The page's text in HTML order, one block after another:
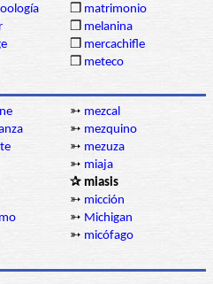
❒ matrimonio
❒ melanina
❒ mercachifle
❒ meteco
➳ mezcal
➳ mezquino
➳ mezuza
➳ miaja
✰ miasis
➳ micción
➳ Michigan
➳ micófago